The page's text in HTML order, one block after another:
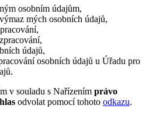
osobním údajům,
mých osobních údajů,
údajů,
osobních údajů u Úřadu pro
v souladu s Nařízením právo
odvolat pomocí tohoto odkazu.